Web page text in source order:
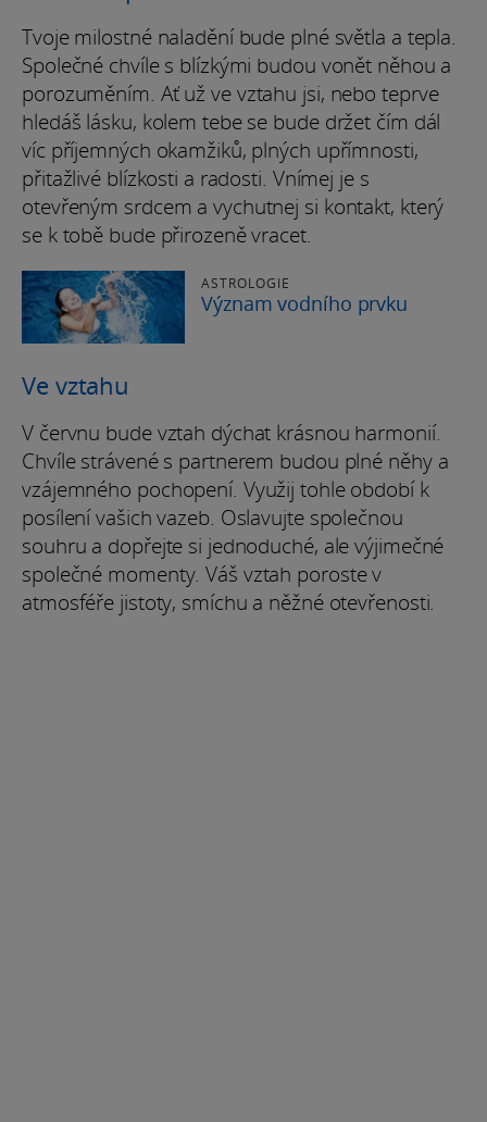
Tvoje milostné naladění bude plné světla a tepla.
Společné chvíle s blízkými budou vonět něhou a
porozuměním. Ať už ve vztahu jsi, nebo teprve
hledáš lásku, kolem tebe se bude držet čím dál
víc příjemných okamžiků, plných upřímnosti,
přitažlivé blízkosti a radosti. Vnímej je s
otevřeným srdcem a vychutnej si kontakt, který
se k tobě bude přirozeně vracet.
ASTROLOGIE
Význam vodního prvku
Ve vztahu
V červnu bude vztah dýchat krásnou harmonií.
Chvíle strávené s partnerem budou plné něhy a
vzájemného pochopení. Využij tohle období k
posílení vašich vazeb. Oslavujte společnou
souhru a dopřejte si jednoduché, ale výjimečné
společné momenty. Váš vztah poroste v
atmosféře jistoty, smíchu a něžné otevřenosti.